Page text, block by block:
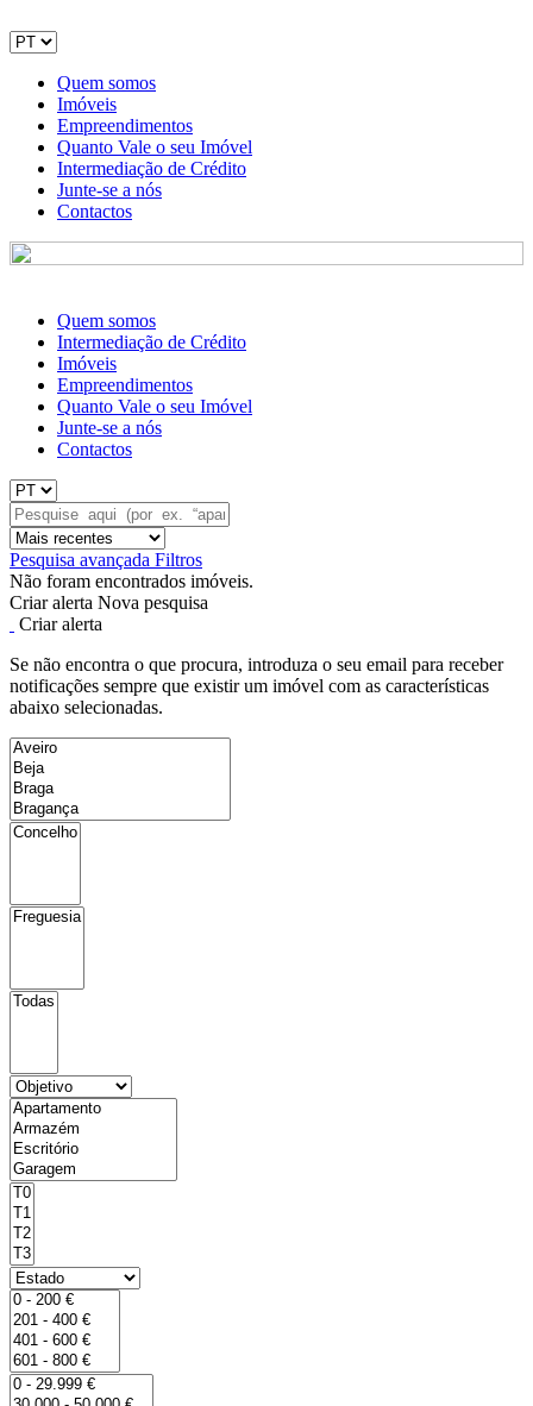
Quem somos
Imóveis
Empreendimentos
Quanto Vale o seu Imóvel
Intermediação de Crédito
Junte-se a nós
Contactos
Quem somos
Intermediação de Crédito
Imóveis
Empreendimentos
Quanto Vale o seu Imóvel
Junte-se a nós
Contactos
Pesquisa avançada Filtros
Não foram encontrados imóveis.
Criar alerta Nova pesquisa
Criar alerta
Se não encontra o que procura, introduza o seu email para receber
notificações sempre que existir um imóvel com as características
abaixo selecionadas.